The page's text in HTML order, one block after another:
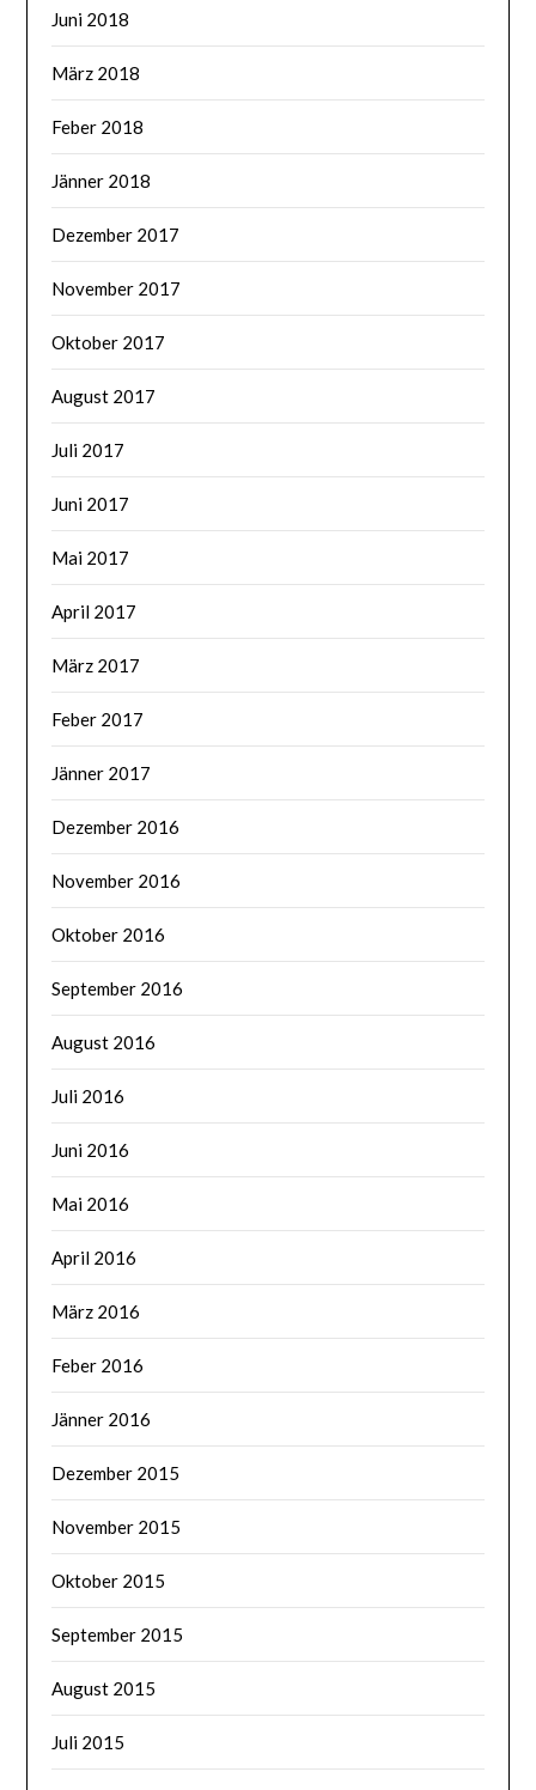
Juni 2018
März 2018
Feber 2018
Jänner 2018
Dezember 2017
November 2017
Oktober 2017
August 2017
Juli 2017
Juni 2017
Mai 2017
April 2017
März 2017
Feber 2017
Jänner 2017
Dezember 2016
November 2016
Oktober 2016
September 2016
August 2016
Juli 2016
Juni 2016
Mai 2016
April 2016
März 2016
Feber 2016
Jänner 2016
Dezember 2015
November 2015
Oktober 2015
September 2015
August 2015
Juli 2015